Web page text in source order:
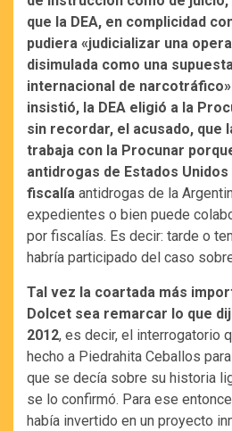
que la DEA, en complicidad
pudiera «judicializar una
disimulada como una
internacional de
insistió, la DEA eligió a la
sin recordar, el acusado, que
trabaja con la Procunar
antidrogas de Estados
fiscalía antidrogas de la
expedientes o bien puede
por fiscalías. Es decir: tarde o
habría participado del caso
Tal vez la coartada más
Dolcet sea remarcar lo que
2012, es decir, el interrogatorio
hecho a Piedrahita Ceballos
que se decía sobre su historia
se lo confirmó. Para ese
había invertido en un proyecto